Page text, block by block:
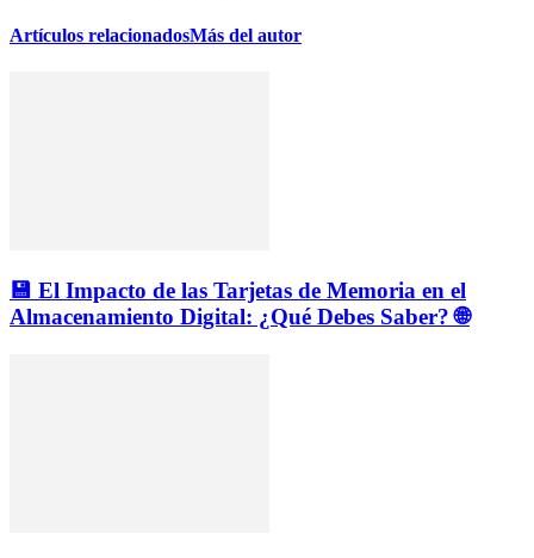
Artículos relacionadosMás del autor
💾 El Impacto de las Tarjetas de Memoria en el
Almacenamiento Digital: ¿Qué Debes Saber? 🌐